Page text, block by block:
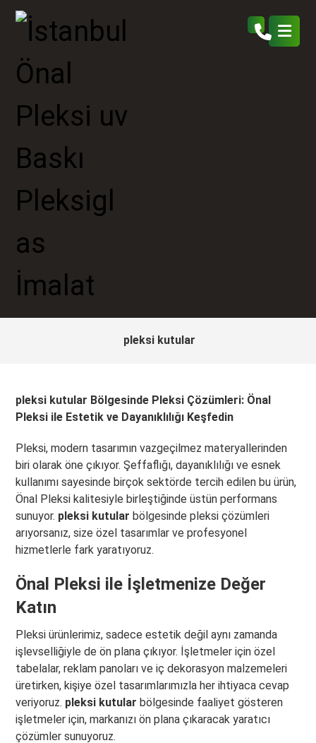
pleksi kutular
pleksi kutular Bölgesinde Pleksi Çözümleri: Önal
Pleksi ile Estetik ve Dayanıklılığı Keşfedin
Pleksi, modern tasarımın vazgeçilmez materyallerinden
biri olarak öne çıkıyor. Şeffaflığı, dayanıklılığı ve esnek
kullanımı sayesinde birçok sektörde tercih edilen bu ürün,
Önal Pleksi kalitesiyle birleştiğinde üstün performans
sunuyor. pleksi kutular bölgesinde pleksi çözümleri
arıyorsanız, size özel tasarımlar ve profesyonel
hizmetlerle fark yaratıyoruz.
Önal Pleksi ile İşletmenize Değer
Katın
Pleksi ürünlerimiz, sadece estetik değil aynı zamanda
işlevselliğiyle de ön plana çıkıyor. İşletmeler için özel
tabelalar, reklam panoları ve iç dekorasyon malzemeleri
üretirken, kişiye özel tasarımlarımızla her ihtiyaca cevap
veriyoruz. pleksi kutular bölgesinde faaliyet gösteren
işletmeler için, markanızı ön plana çıkaracak yaratıcı
çözümler sunuyoruz.